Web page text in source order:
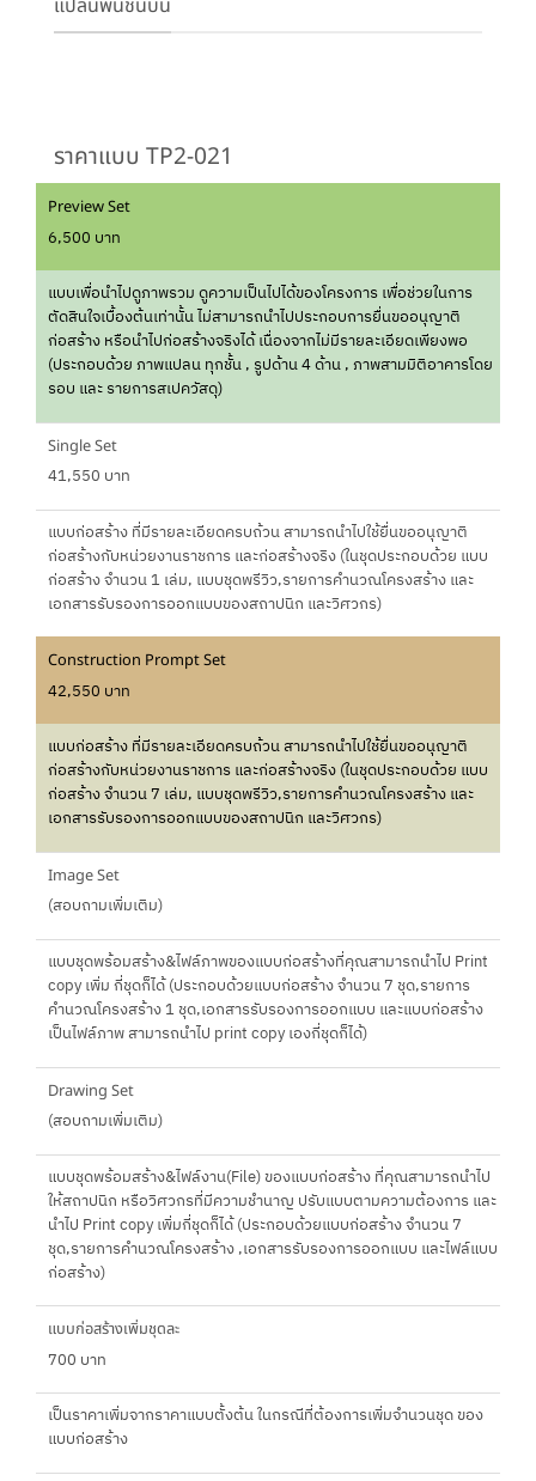
แปลนพื้นชั้นบน
ราคาแบบ TP2-021
Preview Set
6,500 บาท
แบบเพื่อนำไปดูภาพรวม ดูความเป็นไปได้ของโครงการ เพื่อช่วยในการ
ตัดสินใจเบื้องต้นเท่านั้น ไม่สามารถนำไปประกอบการยื่นขออนุญาติ
ก่อสร้าง หรือนำไปก่อสร้างจริงได้ เนื่องจากไม่มีรายละเอียดเพียงพอ
(ประกอบด้วย ภาพแปลน ทุกชั้น , รูปด้าน 4 ด้าน , ภาพสามมิติอาคารโดย
รอบ และ รายการสเปควัสดุ)
Single Set
41,550 บาท
แบบก่อสร้าง ที่มีรายละเอียดครบถ้วน สามารถนำไปใช้ยื่นขออนุญาติ
ก่อสร้างกับหน่วยงานราชการ และก่อสร้างจริง (ในชุดประกอบด้วย แบบ
ก่อสร้าง จำนวน 1 เล่ม, แบบชุดพรีวิว,รายการคำนวณโครงสร้าง และ
เอกสารรับรองการออกแบบของสถาปนิก และวิศวกร)
Construction Prompt Set
42,550 บาท
แบบก่อสร้าง ที่มีรายละเอียดครบถ้วน สามารถนำไปใช้ยื่นขออนุญาติ
ก่อสร้างกับหน่วยงานราชการ และก่อสร้างจริง (ในชุดประกอบด้วย แบบ
ก่อสร้าง จำนวน 7 เล่ม, แบบชุดพรีวิว,รายการคำนวณโครงสร้าง และ
เอกสารรับรองการออกแบบของสถาปนิก และวิศวกร)
Image Set
(สอบถามเพิ่มเติม)
แบบชุดพร้อมสร้าง&ไฟล์ภาพของแบบก่อสร้างที่คุณสามารถนำไป Print
copy เพิ่ม กี่ชุดก็ได้ (ประกอบด้วยแบบก่อสร้าง จำนวน 7 ชุด,รายการ
คำนวณโครงสร้าง 1 ชุด,เอกสารรับรองการออกแบบ และแบบก่อสร้าง
เป็นไฟล์ภาพ สามารถนำไป print copy เองกี่ชุดก็ได้)
Drawing Set
(สอบถามเพิ่มเติม)
แบบชุดพร้อมสร้าง&ไฟล์งาน(File) ของแบบก่อสร้าง ที่คุณสามารถนำไป
ให้สถาปนิก หรือวิศวกรที่มีความชำนาญ ปรับแบบตามความต้องการ และ
นำไป Print copy เพิ่มกี่ชุดก็ได้ (ประกอบด้วยแบบก่อสร้าง จำนวน 7
ชุด,รายการคำนวณโครงสร้าง ,เอกสารรับรองการออกแบบ และไฟล์แบบ
ก่อสร้าง)
แบบก่อสร้างเพิ่มชุดละ
700 บาท
เป็นราคาเพิ่มจากราคาแบบตั้งต้น ในกรณีที่ต้องการเพิ่มจำนวนชุด ของ
แบบก่อสร้าง